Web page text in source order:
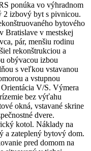
ponúka vo výhradnom
2 izbový byt s pivnicou.
bytového
v mestskej
pár, menšiu rodinu
rekonštrukciou a
obývacou izbou
s veľkou vstavanou
a vstupnou
V/S. Výmera
bez výťahu
okná, vstavané skrine
dvere.
kotol. Náklady na
a zateplený bytový dom.
pred domom na